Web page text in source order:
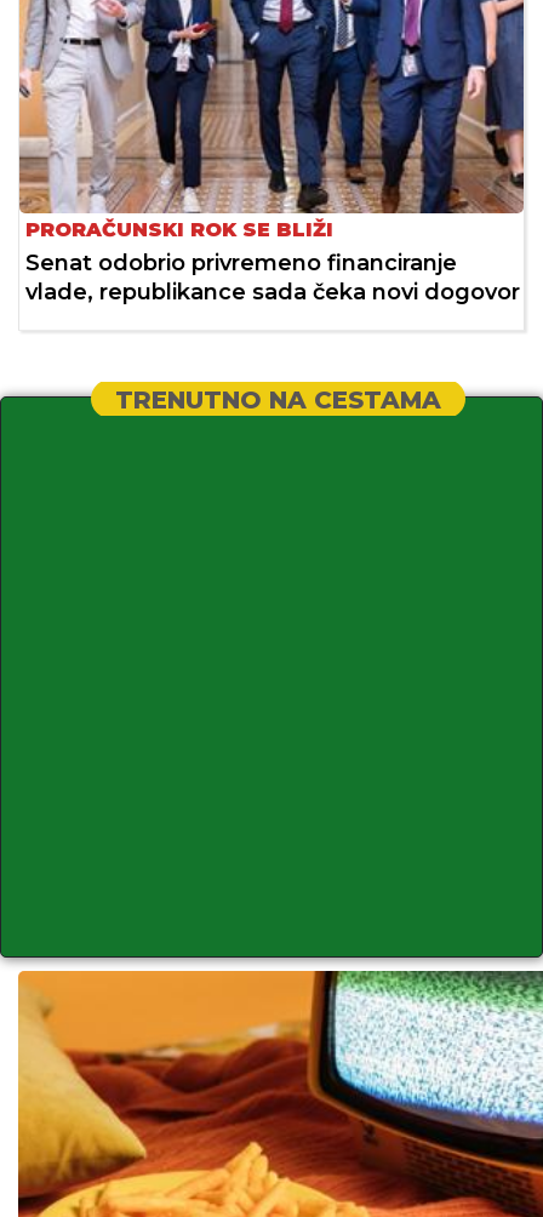
PRORAČUNSKI ROK SE BLIŽI
Senat odobrio privremeno financiranje
vlade, republikance sada čeka novi dogovor
TRENUTNO NA CESTAMA